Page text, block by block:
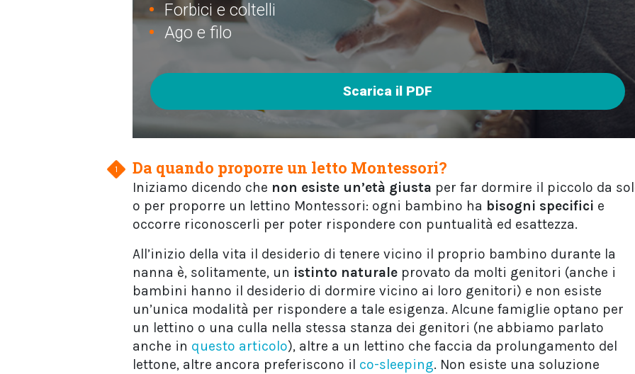
Forbici e coltelli
Ago e filo
Scarica il PDF
Da quando proporre un letto Montessori?
Iniziamo dicendo che non esiste un’età giusta per far dormire il piccolo da
o per proporre un lettino Montessori: ogni bambino ha bisogni specifici e
occorre riconoscerli per poter rispondere con puntualità ed esattezza.
All’inizio della vita il desiderio di tenere vicino il proprio bambino durante la
nanna è, solitamente, un istinto naturale provato da molti genitori (anche i
bambini hanno il desiderio di dormire vicino ai loro genitori) e non esiste
un’unica modalità per rispondere a tale esigenza. Alcune famiglie optano per
un lettino o una culla nella stessa stanza dei genitori (ne abbiamo parlato
anche in questo articolo), altre a un lettino che faccia da prolungamento del
lettone, altre ancora preferiscono il co-sleeping. Non esiste una soluzione